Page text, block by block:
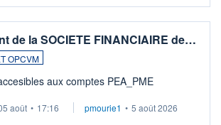
de la SOCIETE FINANCIAIRE de…
OPCVM
et OPCVM accesibles aux comptes PEA_PME
août • 17:16 pmourie1 • 5 août 2026